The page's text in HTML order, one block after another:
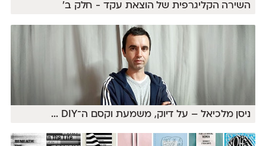
השירה הקליגרפית של הוצאת עקד - חלק ב'
ניסן מלכיאל – על דיוק, משמעת וקסם ה־DIY ...